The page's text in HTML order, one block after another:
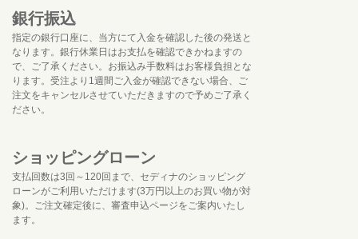
銀行振込
指定の銀行口座に、当方にて入金を確認した後の発送と
なります。銀行休業日はお支払を確認できかねますの
で、ご了承ください。お振込み手数料はお客様負担とな
ります。受注より1週間ご入金が確認できない場合、ご
注文をキャンセルさせていただきますので予めご了承く
ださい。
ショッピングローン
支払回数は3回～120回まで、セディナのショッピング
ローンがご利用いただけます(3万円以上のお買い物が対
象)。ご注文確定後に、審査申込ページをご案内いたし
ます。